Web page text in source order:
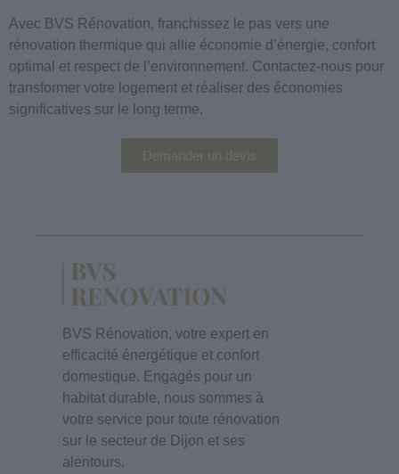
Avec BVS Rénovation, franchissez le pas vers une
rénovation thermique qui allie économie d’énergie, confort
optimal et respect de l’environnement. Contactez-nous pour
transformer votre logement et réaliser des économies
significatives sur le long terme.
Demander un devis
BVS Rénovation, votre expert en
efficacité énergétique et confort
domestique. Engagés pour un
habitat durable, nous sommes à
votre service pour toute rénovation
sur le secteur de Dijon et ses
alentours.